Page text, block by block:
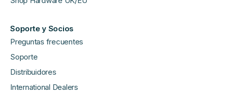
Soporte y Socios
Preguntas frecuentes
Soporte
Distribuidores
International Dealers